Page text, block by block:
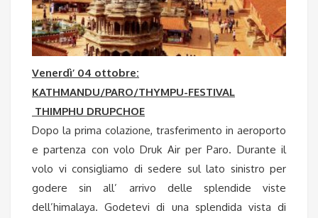
Venerdì’ 04 ottobre:
KATHMANDU/PARO/THYMPU-FESTIVAL
THIMPHU DRUPCHOE
Dopo la prima colazione, trasferimento in aeroporto
e partenza con volo Druk Air per Paro. Durante il
volo vi consigliamo di sedere sul lato sinistro per
godere sin all’ arrivo delle splendide viste
dell’himalaya. Godetevi di una splendida vista di